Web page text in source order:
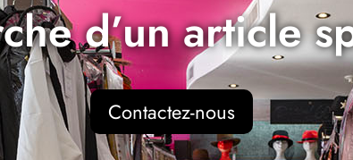
d’un article
Contactez-nous